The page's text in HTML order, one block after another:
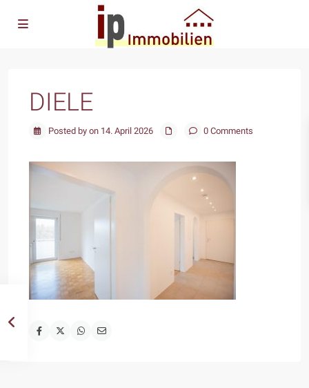
DIELE
Posted by on 14. April 2026 0 Comments